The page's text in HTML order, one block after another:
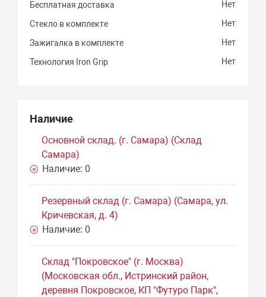
Бесплатная доставка Нет
Стекло в комплекте Нет
Зажигалка в комплекте Нет
Технология Iron Grip Нет
Наличие
Основной склад. (г. Самара) (Склад
Самара)
Наличие: 0
Резервный склад (г. Самара) (Самара, ул.
Кричевская, д. 4)
Наличие: 0
Склад "Покровское" (г. Москва)
(Московская обл., Истринский район,
деревня Покровское, КП "Футуро Парк",